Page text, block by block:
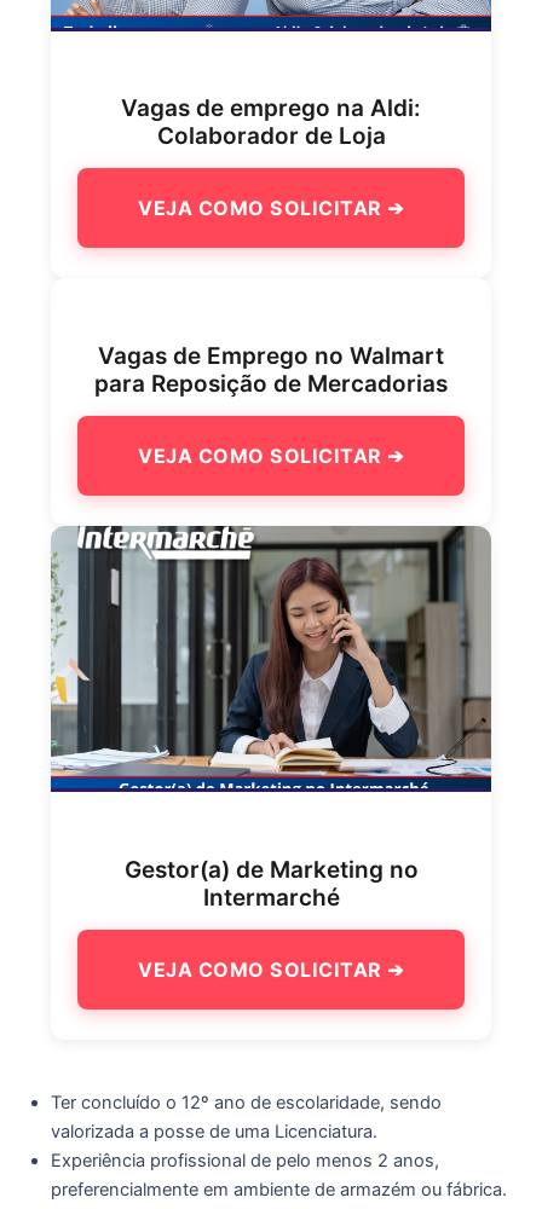
Vagas de emprego na Aldi:
Colaborador de Loja
VEJA COMO SOLICITAR ➔
Vagas de Emprego no Walmart
para Reposição de Mercadorias
VEJA COMO SOLICITAR ➔
Gestor(a) de Marketing no
Intermarché
VEJA COMO SOLICITAR ➔
Ter concluído o 12º ano de escolaridade, sendo
valorizada a posse de uma Licenciatura.
Experiência profissional de pelo menos 2 anos,
preferencialmente em ambiente de armazém ou fábrica.